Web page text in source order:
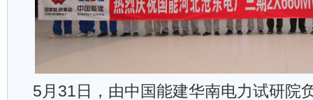
5月31日，由中国能建华南电力试研院